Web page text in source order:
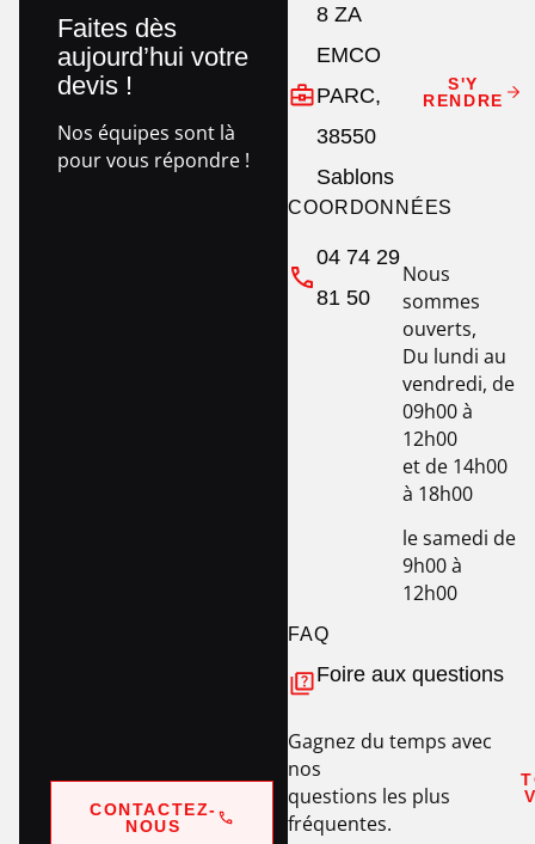
Faites dès
aujourd’hui votre
devis !
Nos équipes sont là
pour vous répondre !
CONTACTEZ-
NOUS
8 ZA
EMCO
PARC,
38550
Sablons
S'Y
RENDRE
COORDONNÉES
04 74 29
81 50
Nous
sommes
ouverts,
Du lundi au
vendredi, de
09h00 à
12h00
et de 14h00
à 18h00
le samedi de
9h00 à
12h00
FAQ
Foire aux questions
Gagnez du temps avec
nos
questions les plus
fréquentes.